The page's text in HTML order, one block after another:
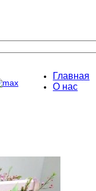
Главная
О нас